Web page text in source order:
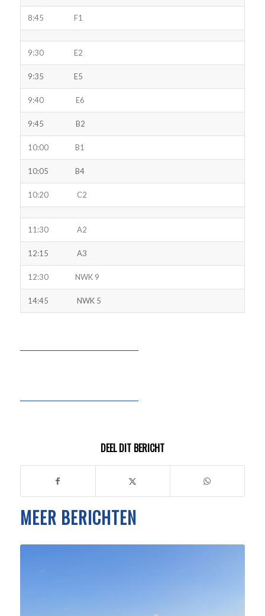
8:45 F1
9:30 E2
9:35 E5
9:40 E6
9:45 B2
10:00 B1
10:05 B4
10:20 C2
11:30 A2
12:15 A3
12:30 NWK 9
14:45 NWK 5
DEEL DIT BERICHT
MEER BERICHTEN